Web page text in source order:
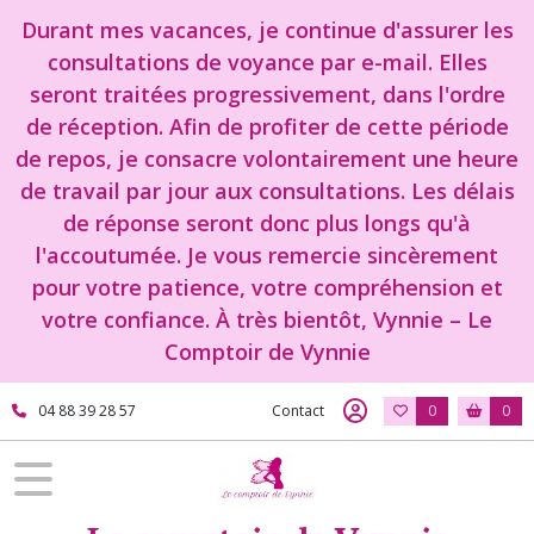
Durant mes vacances, je continue d'assurer les
consultations de voyance par e-mail. Elles
seront traitées progressivement, dans l'ordre
de réception. Afin de profiter de cette période
de repos, je consacre volontairement une heure
de travail par jour aux consultations. Les délais
de réponse seront donc plus longs qu'à
l'accoutumée. Je vous remercie sincèrement
pour votre patience, votre compréhension et
votre confiance. À très bientôt, Vynnie – Le
Comptoir de Vynnie
04 88 39 28 57 Contact 0 0
Fermer
FILTRES
Tous
les
produits
Boutique
Pierre
(3)